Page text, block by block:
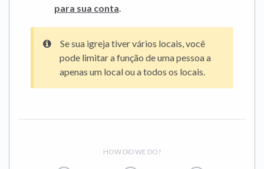
para sua conta
Se sua igreja tiver vários locais, você
pode limitar a função de uma pessoa a
apenas um local ou a todos os locais.
HOW DID WE DO?